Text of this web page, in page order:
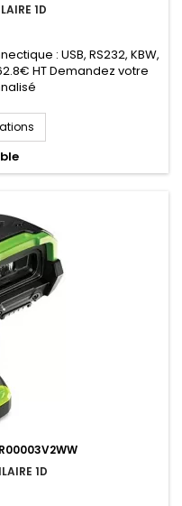
1D
: USB, RS232, KBW,
HT Demandez votre
1D